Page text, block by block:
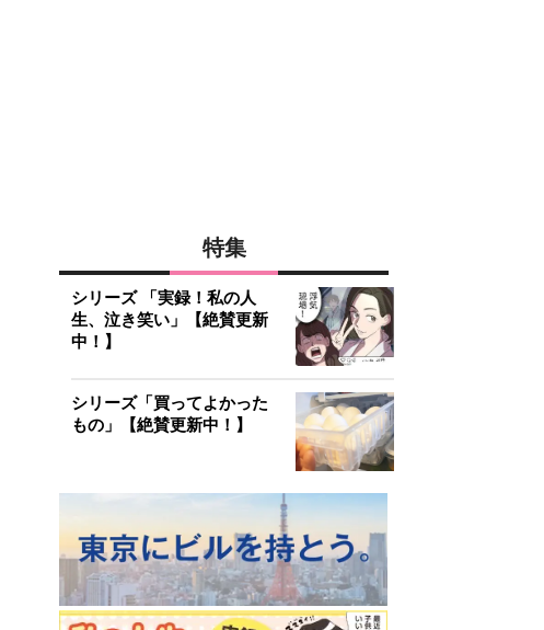
特集
シリーズ 「実録！私の人
生、泣き笑い」【絶賛更新
中！】
シリーズ「買ってよかった
もの」【絶賛更新中！】